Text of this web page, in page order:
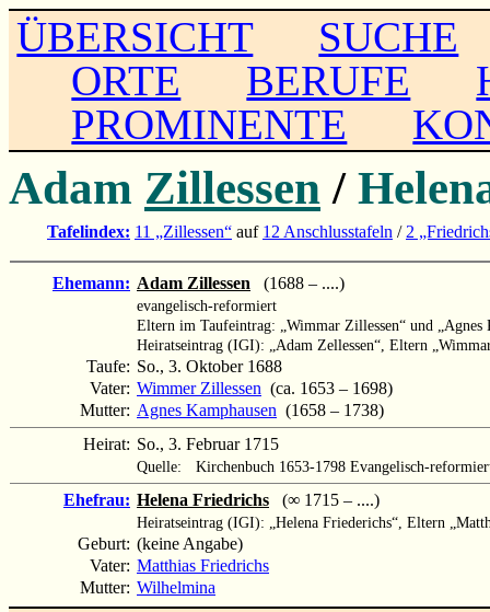
ÜBERSICHT
SUCHE
ORTE
BERUFE
PROMINENTE
Adam Zillessen /
Tafelindex: 11 „Zillessen“ auf 12 Anschlusstafeln / 2
Ehemann: Adam Zillessen (1688 – ....)
evangelisch-reformiert
Eltern im Taufeintrag: „Wimmar Zillessen“ und „Agnes
Heiratseintrag (IGI): „Adam Zellessen“, Eltern
Taufe: So., 3. Oktober 1688
Vater: Wimmer Zillessen (ca. 1653 – 1698)
Mutter: Agnes Kamphausen (1658 – 1738)
Heirat: So., 3. Februar 1715
Quelle: Kirchenbuch 1653-1798 Evangelisch-
Ehefrau: Helena Friedrichs (∞ 1715 – ....)
Heiratseintrag (IGI): „Helena Friederichs“, Eltern
Geburt: (keine Angabe)
Vater: Matthias Friedrichs
Mutter: Wilhelmina